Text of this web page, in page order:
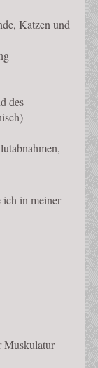
Katzen und
des
ich in meiner
Muskulatur